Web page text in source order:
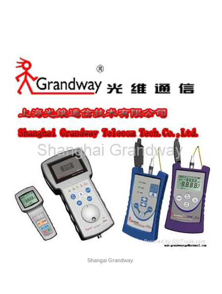
Shangai Grandway